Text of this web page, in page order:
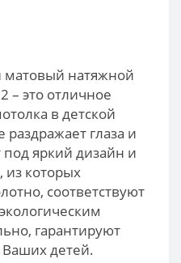
натяжной
– это отличное
в детской
глаза и
яркий дизайн и
из которых
соответствуют
гарантируют
Ваших детей.